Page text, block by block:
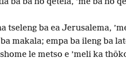
tseleng ba ea Jerusalema,
makala; empa ba ileng ba
le metso e ’meli ka